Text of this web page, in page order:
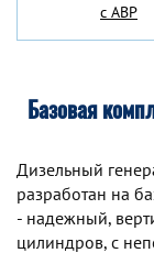
с АВР
Базовая
Дизельный
разработан на
- надежный,
цилиндров, с